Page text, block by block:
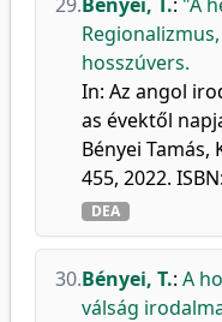
hosszúvers.
In: Az angol
as évektől
Bényei Tamás,
455, 2022.
DEA
30.Bényei, T.: A
válság